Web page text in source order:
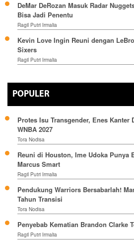
DeMar DeRozan Masuk Radar
Bisa Jadi Penentu
Ragil Putri Irmalia
Kevin Love Ingin Reuni dengan
Sixers
Ragil Putri Irmalia
POPULER
Protes Isu Transgender, Enes Kanter
WNBA 2027
Tora Nodisa
Reuni di Houston, Ime Udoka Punya
Marcus Smart
Ragil Putri Irmalia
Pendukung Warriors Bersabarlah!
Tahun Transisi
Tora Nodisa
Penyebab Kematian Brandon Clarke
Ragil Putri Irmalia